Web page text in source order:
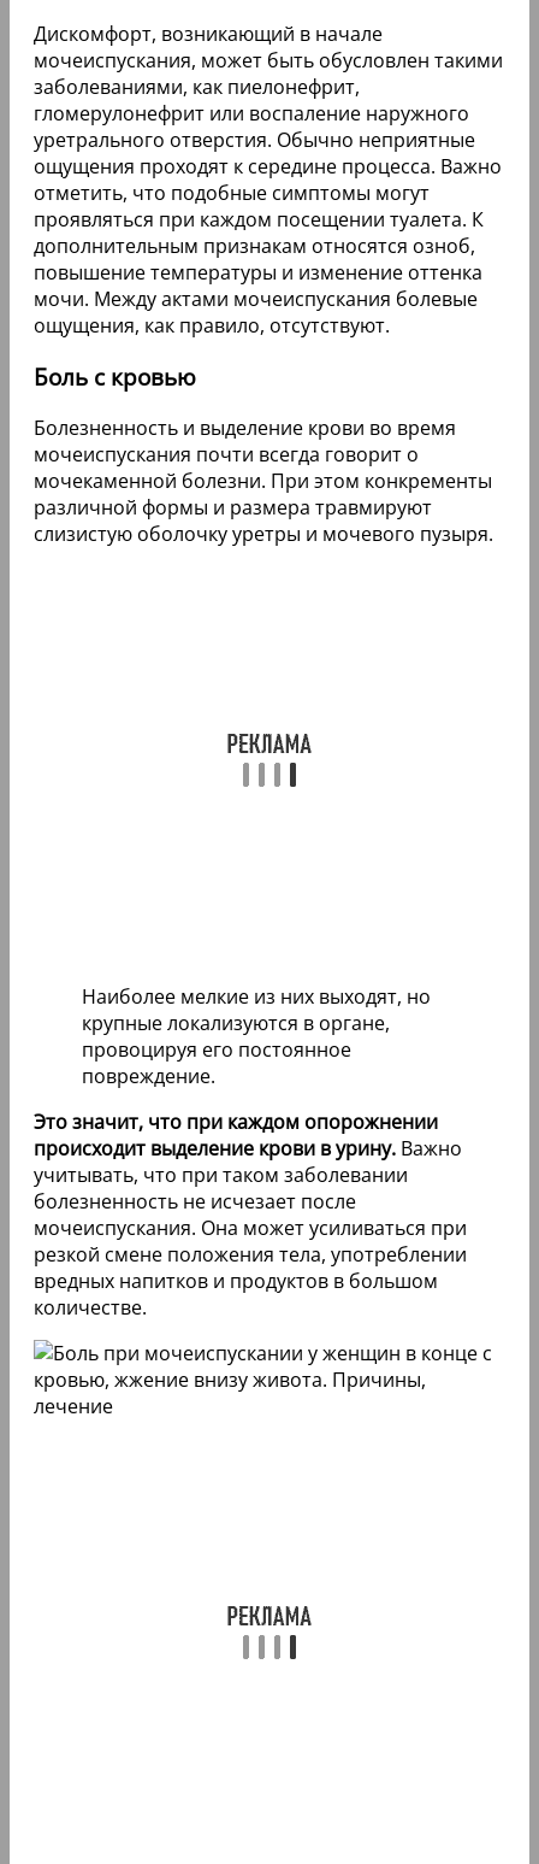
Дискомфорт, возникающий в начале
мочеиспускания, может быть обусловлен такими
заболеваниями, как пиелонефрит,
гломерулонефрит или воспаление наружного
уретрального отверстия. Обычно неприятные
ощущения проходят к середине процесса. Важно
отметить, что подобные симптомы могут
проявляться при каждом посещении туалета. К
дополнительным признакам относятся озноб,
повышение температуры и изменение оттенка
мочи. Между актами мочеиспускания болевые
ощущения, как правило, отсутствуют.
Боль с кровью
Болезненность и выделение крови во время
мочеиспускания почти всегда говорит о
мочекаменной болезни. При этом конкременты
различной формы и размера травмируют
слизистую оболочку уретры и мочевого пузыря.
Наиболее мелкие из них выходят, но
крупные локализуются в органе,
провоцируя его постоянное
повреждение.
Это значит, что при каждом опорожнении
происходит выделение крови в урину. Важно
учитывать, что при таком заболевании
болезненность не исчезает после
мочеиспускания. Она может усиливаться при
резкой смене положения тела, употреблении
вредных напитков и продуктов в большом
количестве.